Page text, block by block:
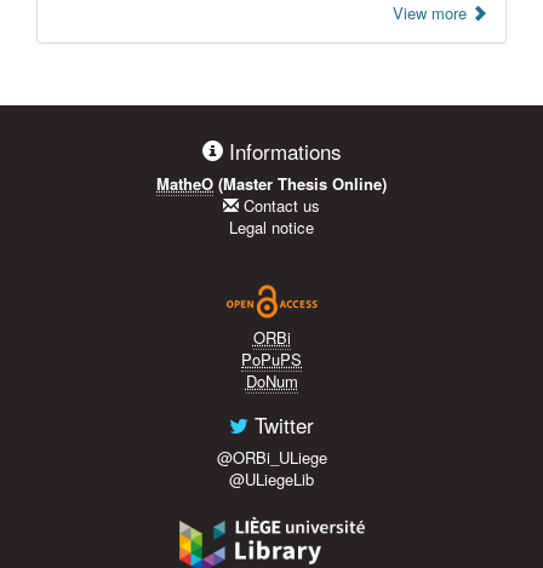
View more
Informations
MatheO (Master Thesis Online)
Contact us
Legal notice
ORBi
PoPuPS
DoNum
Twitter
@ORBi_ULiege
@ULiegeLib